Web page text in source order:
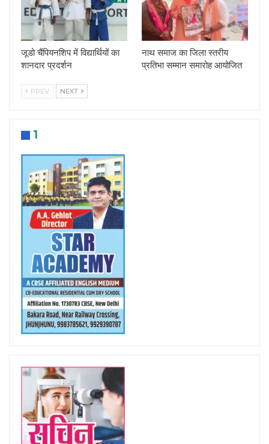
जूडो चैंपियनशिप में विद्यार्थियों का
शानदार प्रदर्शन
नाथ समाज का जिला स्तरीय
प्रतिभा सम्मान समारोह आयोजित
PREV NEXT
1